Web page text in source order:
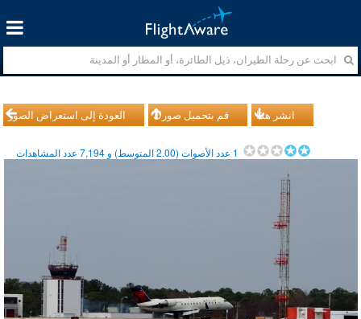
العودة إلى استعراض الصور قم بتحميل صورك انشر هذا
1 عدد الأصوات (2.00المتوسط) و 7,194عدد المشاهدات